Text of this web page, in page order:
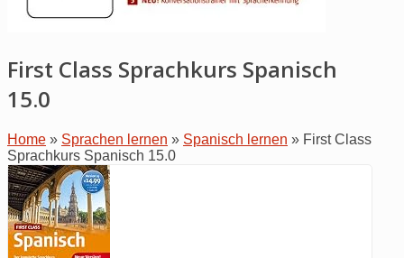
First Class Sprachkurs Spanisch
15.0
Home » Sprachen lernen » Spanisch lernen » First Class
Sprachkurs Spanisch 15.0